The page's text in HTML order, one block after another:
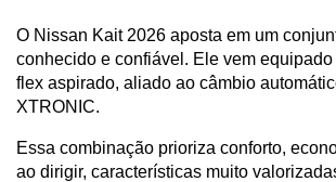
O Nissan Kait 2026 aposta em um
conhecido e confiável. Ele vem equipado
flex aspirado, aliado ao câmbio
XTRONIC.
Essa combinação prioriza conforto,
ao dirigir, características muito